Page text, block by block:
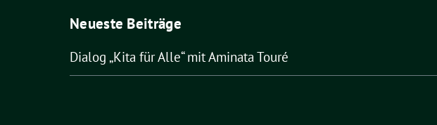
Neueste Beiträge
Dialog „Kita für Alle“ mit Aminata Touré